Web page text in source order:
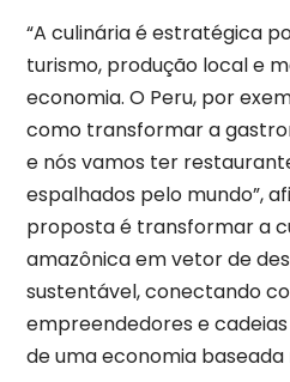
“A culinária é estratégica
turismo, produção local e
economia. O Peru, por
como transformar a
e nós vamos ter
espalhados pelo mundo”,
proposta é transformar a
amazônica em vetor de
sustentável, conectando
empreendedores e
de uma economia